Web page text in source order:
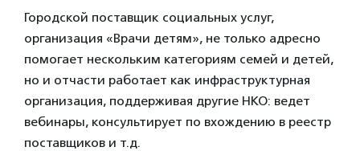
Городской поставщик социальных услуг,
организация «Врачи детям», не только адресно
помогает нескольким категориям семей и детей,
но и отчасти работает как инфраструктурная
организация, поддерживая другие НКО: ведет
вебинары, консультирует по вхождению в реестр
поставщиков и т.д.